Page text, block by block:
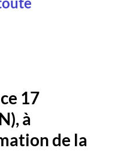
17
à
de la